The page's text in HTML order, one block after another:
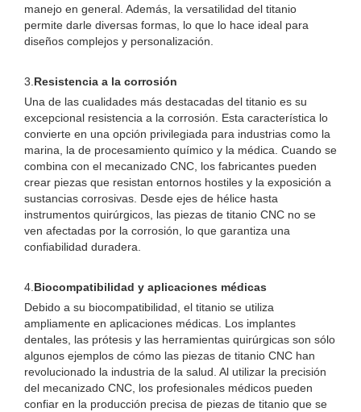
manejo en general. Además, la versatilidad del titanio
permite darle diversas formas, lo que lo hace ideal para
diseños complejos y personalización.
3. Resistencia a la corrosión
Una de las cualidades más destacadas del titanio es su
excepcional resistencia a la corrosión. Esta característica lo
convierte en una opción privilegiada para industrias como la
marina, la de procesamiento químico y la médica. Cuando se
combina con el mecanizado CNC, los fabricantes pueden
crear piezas que resistan entornos hostiles y la exposición a
sustancias corrosivas. Desde ejes de hélice hasta
instrumentos quirúrgicos, las piezas de titanio CNC no se
ven afectadas por la corrosión, lo que garantiza una
confiabilidad duradera.
4. Biocompatibilidad y aplicaciones médicas
Debido a su biocompatibilidad, el titanio se utiliza
ampliamente en aplicaciones médicas. Los implantes
dentales, las prótesis y las herramientas quirúrgicas son sólo
algunos ejemplos de cómo las piezas de titanio CNC han
revolucionado la industria de la salud. Al utilizar la precisión
del mecanizado CNC, los profesionales médicos pueden
confiar en la producción precisa de piezas de titanio que se